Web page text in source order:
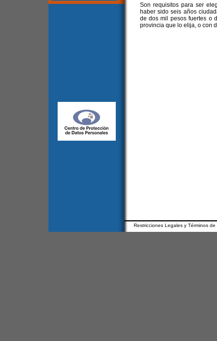
Son requisitos para ser
haber sido seis años
de dos mil pesos fuertes o
provincia que lo elija, o con
Restricciones Legales y Términos de